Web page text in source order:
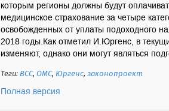
которым регионы должны будут
медицинское страхование за четыре
освобожденных от уплаты подоходного
2018 годы.Как отметил И.Юргенс, в
изменяют, однако они могут являться
Теги:ВСС,ОМС, Юргенс,законопроект
Полная версия